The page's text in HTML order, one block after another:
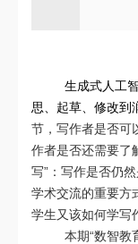
生成式人工
思、起草、修改到
节，写作者是否可
作者是否还需要了
写”：写作是否仍
学术交流的重要方
学生又该如何学写
本期“数智